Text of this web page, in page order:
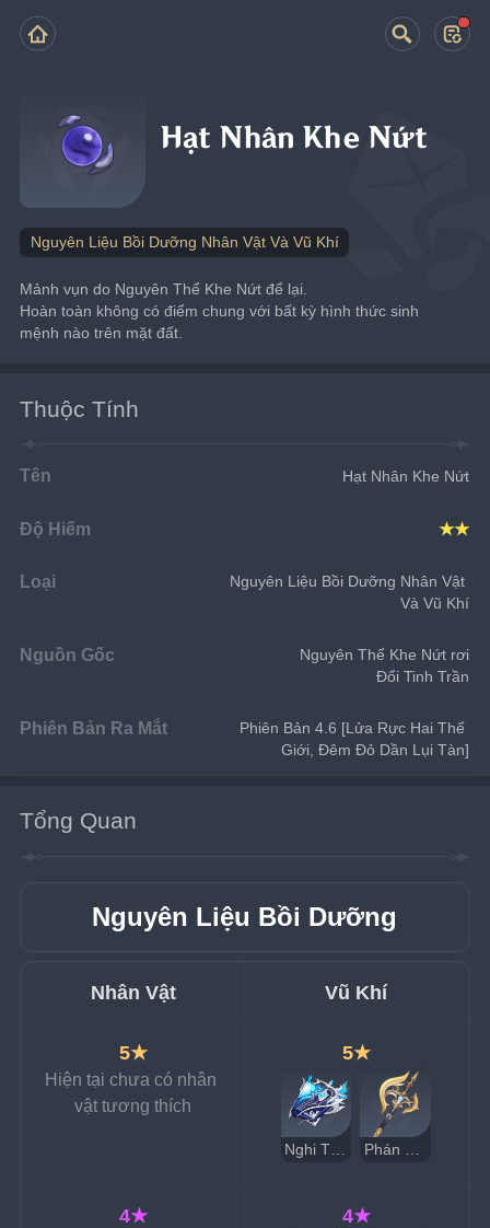
Hạt Nhân Khe Nứt
Nguyên Liệu Bồi Dưỡng Nhân Vật Và Vũ Khí
Mảnh vụn do Nguyên Thể Khe Nứt để lại.
Hoàn toàn không có điểm chung với bất kỳ hình thức sinh
mệnh nào trên mặt đất.
Thuộc Tính
Tên Hạt Nhân Khe Nứt
Độ Hiếm ★★
Loại
Nguyên Liệu Bồi Dưỡng Nhân Vật
Và Vũ Khí
Nguồn Gốc
Nguyên Thể Khe Nứt rơi
Đổi Tinh Trần
Phiên Bản Ra Mắt
Phiên Bản 4.6 [Lửa Rực Hai Thế
Giới, Đêm Đỏ Dần Lụi Tàn]
Tổng Quan
Nguyên Liệu Bồi Dưỡng
Nhân Vật Vũ Khí
5★
Hiện tại chưa có nhân
vật tương thích
5★
4★ 4★